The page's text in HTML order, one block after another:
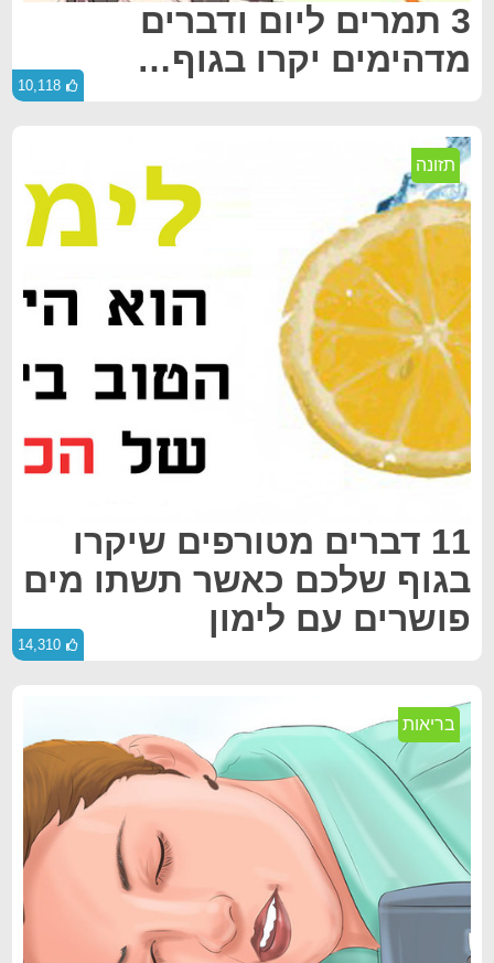
3 תמרים ליום ודברים
מדהימים יקרו בגוף…
10,118
תזונה
11 דברים מטורפים שיקרו
בגוף שלכם כאשר תשתו מים
פושרים עם לימון
14,310
בריאות